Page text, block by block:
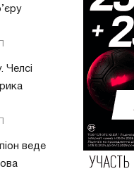
Челсі
веде